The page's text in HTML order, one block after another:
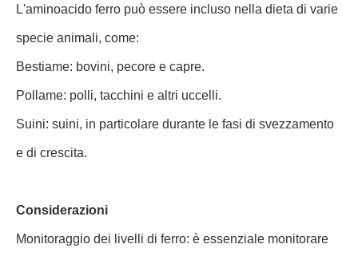
L'aminoacido ferro può essere incluso nella dieta di varie
specie animali, come:
Bestiame: bovini, pecore e capre.
Pollame: polli, tacchini e altri uccelli.
Suini: suini, in particolare durante le fasi di svezzamento
e di crescita.
Considerazioni
Monitoraggio dei livelli di ferro: è essenziale monitorare